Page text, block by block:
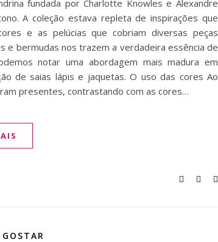
fundada por Charlotte Knowles e Alexandre
A coleção estava repleta de inspirações que
e as pelúcias que cobriam diversas peças
e bermudas nos trazem a verdadeira essência de
notar uma abordagem mais madura em
de saias lápis e jaquetas. O uso das cores Ao
presentes, contrastando com as cores…